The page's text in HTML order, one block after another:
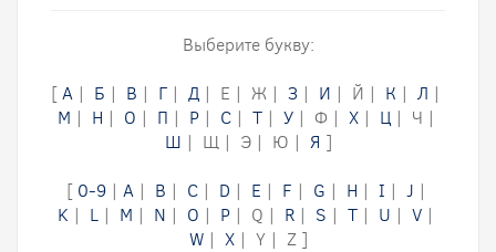
Выберите букву:
[А | Б | В | Г | Д | Е | Ж | З | И | Й | К | Л |
М | Н | О | П | Р| С| Т| У| Ф | Х| Ц| Ч |
Ш | Щ | Э | Ю | Я ]
[ 0-9| A| B | C| D | E | F | G | H | I | J |
K | L | M | N | O | P | Q | R | S | T | U | V |
W| X| Y | Z ]